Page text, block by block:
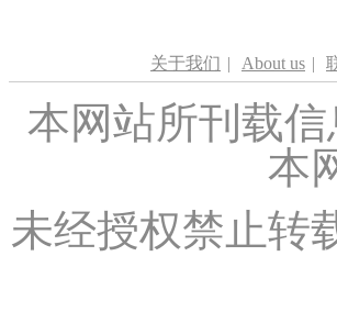
关于我们 | About us |
本网站所刊载
本
未经授权禁止转